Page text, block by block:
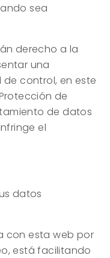
sea
derecho a la
una
control, en este
de
de datos
el
datos
con esta web por
está facilitando